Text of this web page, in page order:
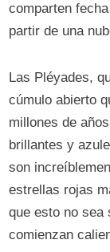
comparten
partir de una
Las Pléyades,
cúmulo abierto
millones de
brillantes y
son
estrellas rojas
que esto no sea
comienzan